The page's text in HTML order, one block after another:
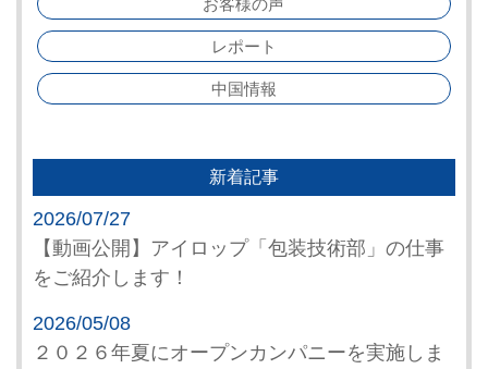
レポート
中国情報
新着記事
2026/07/27
【動画公開】アイロップ「包装技術部」の仕事
をご紹介します！
2026/05/08
２０２６年夏にオープンカンパニーを実施しま